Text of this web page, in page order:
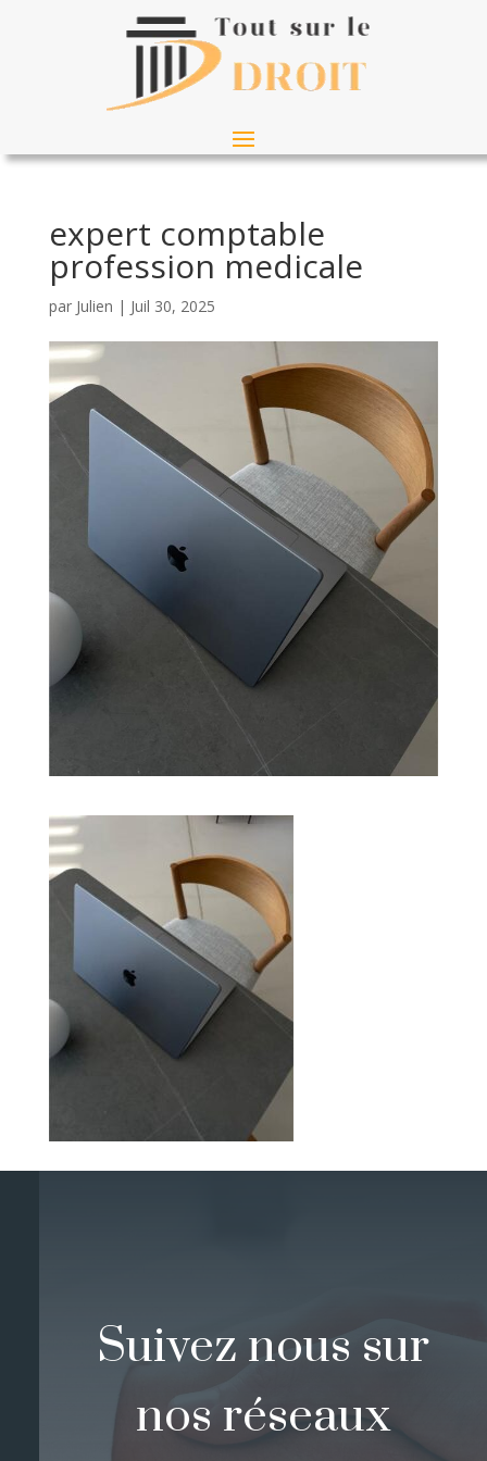
expert comptable
profession medicale
par Julien | Juil 30, 2025
Suivez nous sur
nos réseaux